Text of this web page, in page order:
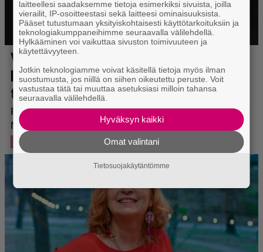
laitteellesi saadaksemme tietoja esimerkiksi sivuista, joilla
vierailit, IP-osoitteestasi sekä laitteesi ominaisuuksista.
Pääset tutustumaan yksityiskohtaisesti käyttötarkoituksiin ja
teknologiakumppaneihimme seuraavalla välilehdellä.
Hylkääminen voi vaikuttaa sivuston toimivuuteen ja
käytettävyyteen.
Jotkin teknologiamme voivat käsitellä tietoja myös ilman
suostumusta, jos niillä on siihen oikeutettu peruste. Voit
vastustaa tätä tai muuttaa asetuksiasi milloin tahansa
seuraavalla välilehdellä.
Hyväksyn kaikki
Omat valintani
Tietosuojakäytäntömme